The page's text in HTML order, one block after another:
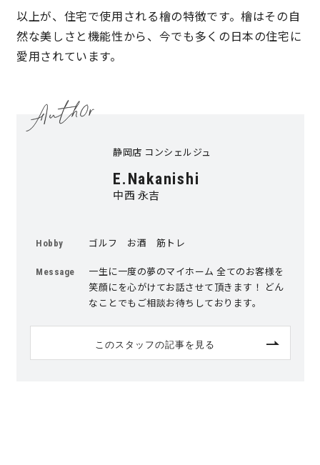
以上が、住宅で使用される檜の特徴です。檜はその自
然な美しさと機能性から、今でも多くの日本の住宅に
愛用されています。
静岡店 コンシェルジュ
E.Nakanishi
中西 永吉
Hobby ゴルフ お酒 筋トレ
Message
一生に一度の夢のマイホーム 全てのお客様を
笑顔にを心がけてお話させて頂きます！ どん
なことでもご相談お待ちしております。
このスタッフの記事を見る